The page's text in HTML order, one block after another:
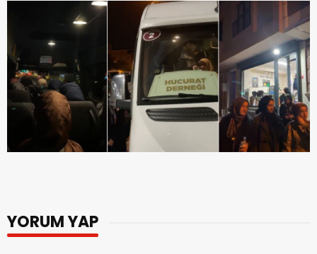
YORUM YAP